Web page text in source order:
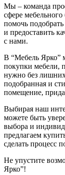
Мы – команда
сфере мебельного
помочь
и предоставить
с нами.
В “Мебель Ярко”
покупки мебели,
нужно без
подобранная и
помещение,
Выбирая наш
можете быть
выбора и
предлагаем
сделать процесс
Не упустите
Ярко”!